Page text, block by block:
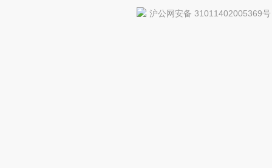
沪公网安备 31011402005369号